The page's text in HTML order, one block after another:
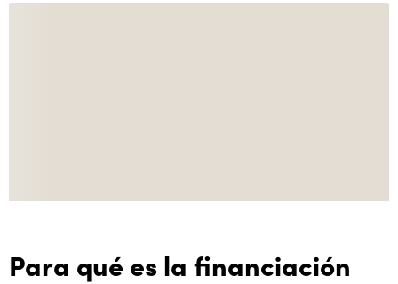
Para qué es la financiación